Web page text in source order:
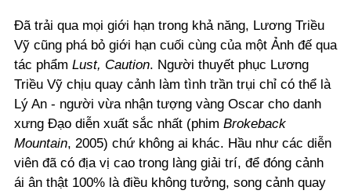
Đã trải qua mọi giới hạn trong khả năng, Lương Triều
Vỹ cũng phá bỏ giới hạn cuối cùng của một Ảnh đế qua
tác phẩm Lust, Caution. Người thuyết phục Lương
Triều Vỹ chịu quay cảnh làm tình trần trụi chỉ có thể là
Lý An - người vừa nhận tượng vàng Oscar cho danh
xưng Đạo diễn xuất sắc nhất (phim Brokeback
Mountain, 2005) chứ không ai khác. Hầu như các diễn
viên đã có địa vị cao trong làng giải trí, để đóng cảnh
ái ân thật 100% là điều không tưởng, song cảnh quay